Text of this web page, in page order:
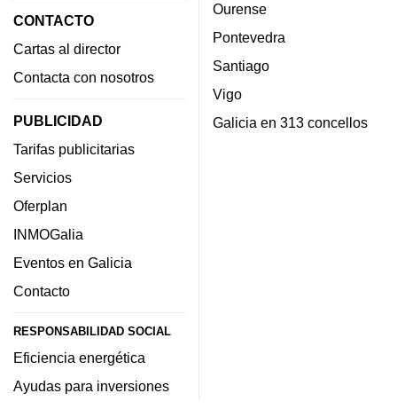
CONTACTO
Cartas al director
Contacta con nosotros
PUBLICIDAD
Tarifas publicitarias
Servicios
Oferplan
INMOGalia
Eventos en Galicia
Contacto
RESPONSABILIDAD SOCIAL
Eficiencia energética
Ayudas para inversiones
Ourense
Pontevedra
Santiago
Vigo
Galicia en 313 concellos